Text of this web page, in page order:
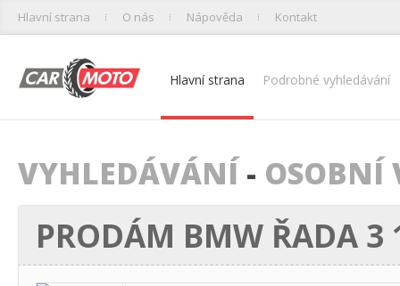
Hlavní strana O nás Nápověda Kontakt
Hlavní strana Podrobné vyhledávání
VYHLEDÁVÁNÍ - OSOBNÍ
PRODÁM BMW ŘADA 3